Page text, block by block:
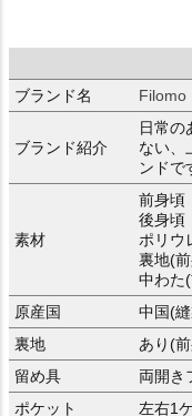
ブランド名
Filomo
ブランド紹介
日常の
ない、
ンドで
素材
前身頃
後身頃
ポリウ
裏地(
中わた
原産国
中国(
裏地
あり(
留め具
両開き
ポケット
左右1